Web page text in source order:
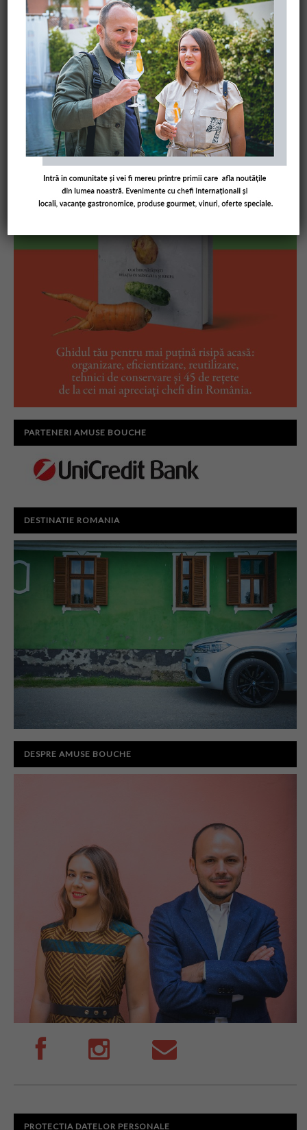
PARTENERI AMUSE BOUCHE
DESTINATIE ROMANIA
DESPRE AMUSE BOUCHE
PROTECTIA DATELOR PERSONALE